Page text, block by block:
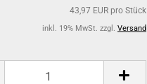
43,97 EUR pro Stück
inkl. 19% MwSt. zzgl. Versand